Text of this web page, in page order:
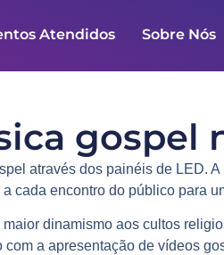
Atendidos Sobre Nós
gospel
através dos painéis de LED.
cada encontro do público para
dinamismo aos cultos
a apresentação de vídeos